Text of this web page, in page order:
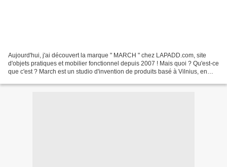
Aujourd'hui, j'ai découvert la marque " MARCH " chez LAPADD.com, site
d'objets pratiques et mobilier fonctionnel depuis 2007 ! Mais quoi ? Qu'est-ce
que c'est ? March est un studio d'invention de produits basé à Vilnius, en